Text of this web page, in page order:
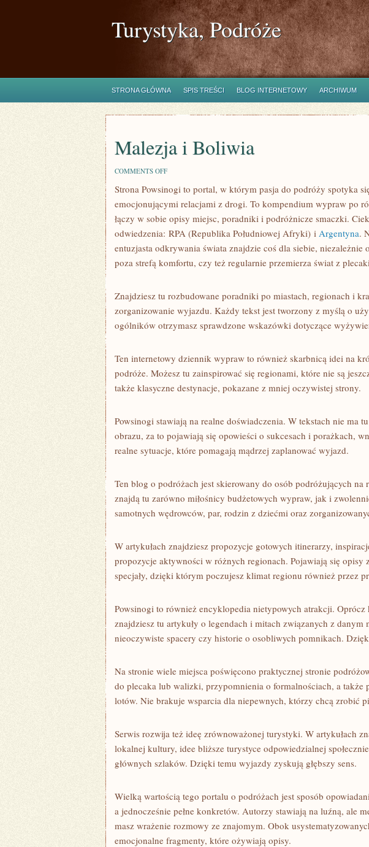
Turystyka, Podróże
STRONA GŁÓWNA SPIS TREŚCI BLOG INTERNETOWY ARCHIWUM
Malezja i Boliwia
COMMENTS OFFON
I
Strona Powsinogi to portal, w którym pasja do podróży spotyka
emocjonującymi relacjami z drogi. To kompendium wypraw po
łączy w sobie opisy miejsc, poradniki i podróżnicze smaczki.
odwiedzenia: RPA (Republika Południowej Afryki) i Argentyna.
entuzjasta odkrywania świata znajdzie coś dla siebie,
poza strefą komfortu, czy też regularnie przemierza świat z
Znajdziesz tu rozbudowane poradniki po miastach, regionach i
zorganizowanie wyjazdu. Każdy tekst jest tworzony z myślą o
ogólników otrzymasz sprawdzone wskazówki dotyczące
Ten internetowy dziennik wypraw to również skarbnicą idei na
podróże. Możesz tu zainspirować się regionami, które nie są
także klasyczne destynacje, pokazane z mniej oczywistej strony.
Powsinogi stawiają na realne doświadczenia. W tekstach nie ma
obrazu, za to pojawiają się opowieści o sukcesach i porażkach,
realne sytuacje, które pomagają mądrzej zaplanować wyjazd.
Ten blog o podróżach jest skierowany do osób podróżujących na
znajdą tu zarówno miłośnicy budżetowych wypraw, jak i
samotnych wędrowców, par, rodzin z dziećmi oraz
W artykułach znajdziesz propozycje gotowych itinerarzy,
propozycje aktywności w różnych regionach. Pojawiają się opisy
specjały, dzięki którym poczujesz klimat regionu również przez
Powsinogi to również encyklopedia nietypowych atrakcji.
znajdziesz tu artykuły o legendach i mitach związanych z danym
nieoczywiste spacery czy historie o osobliwych pomnikach.
Na stronie wiele miejsca poświęcono praktycznej stronie
do plecaka lub walizki, przypomnienia o formalnościach, a także
lotów. Nie brakuje wsparcia dla niepewnych, którzy chcą zrobić
Serwis rozwija też ideę zrównoważonej turystyki. W artykułach
lokalnej kultury, idee bliższe turystyce odpowiedzialnej
głównych szlaków. Dzięki temu wyjazdy zyskują głębszy sens.
Wielką wartością tego portalu o podróżach jest sposób
a jednocześnie pełne konkretów. Autorzy stawiają na luźną, ale
masz wrażenie rozmowy ze znajomym. Obok
emocjonalne fragmenty, które ożywiają opisy.